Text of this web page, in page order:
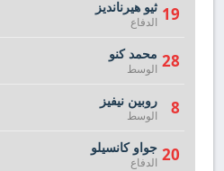
19 ثيو هيرنانديز
الدفاع
28 محمد كنو
الوسط
8 روبين نيفيز
الوسط
20 جواو كانسيلو
الدفاع